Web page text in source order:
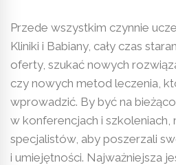
Przede wszystkim czynnie
Kliniki i Babiany, cały czas
oferty, szukać nowych
czy nowych metod leczenia,
wprowadzić. By być na
w konferencjach i
specjalistów, aby poszerzali
i umiejętności. Najważniejsza